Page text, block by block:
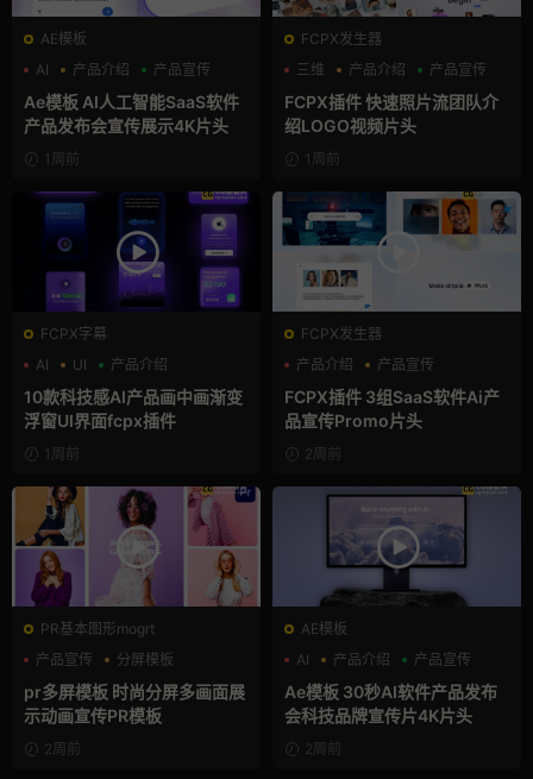
AE模板
AI
产品介绍 产品宣传
Ae模板 AI人工智能SaaS软件
产品发布会宣传展示4K片头
1周前
FCPX发生器
三维
产品介绍 产品宣传
FCPX插件 快速照片流团队介
绍LOGO视频片头
1周前
FCPX字幕
AI
UI 产品介绍
10款科技感AI产品画中画渐变
浮窗UI界面fcpx插件
1周前
FCPX发生器
产品介绍
产品宣传
产品展示
FCPX插件 3组SaaS软件Ai产
品宣传Promo片头
2周前
PR基本图形mogrt
产品宣传
分屏模板
品牌宣传
pr多屏模板 时尚分屏多画面展
示动画宣传PR模板
2周前
AE模板
AI
产品介绍 产品宣传
Ae模板 30秒AI软件产品发布
会科技品牌宣传片4K片头
2周前